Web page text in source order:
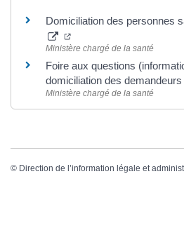
Domiciliation des personnes
(ouverture dans un
Ministère chargé de la santé
Foire aux questions
domiciliation des demandeurs
Ministère chargé de la santé
© Direction de l’information légale et